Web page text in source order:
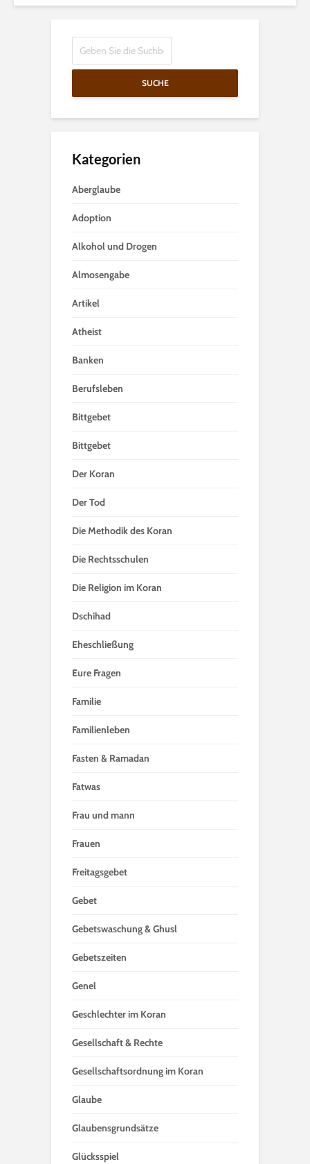
SUCHE
Kategorien
Aberglaube
Adoption
Alkohol und Drogen
Almosengabe
Artikel
Atheist
Banken
Berufsleben
Bittgebet
Bittgebet
Der Koran
Der Tod
Die Methodik des Koran
Die Rechtsschulen
Die Religion im Koran
Dschihad
Eheschließung
Eure Fragen
Familie
Familienleben
Fasten & Ramadan
Fatwas
Frau und mann
Frauen
Freitagsgebet
Gebet
Gebetswaschung & Ghusl
Gebetszeiten
Genel
Geschlechter im Koran
Gesellschaft & Rechte
Gesellschaftsordnung im Koran
Glaube
Glaubensgrundsätze
Glücksspiel